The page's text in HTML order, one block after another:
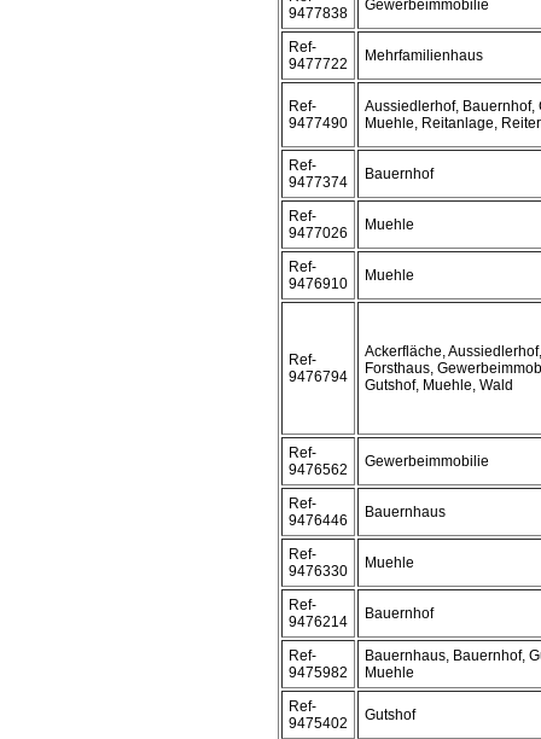
9477838
Gewerbeimmobilie
Ref-
9477722
Mehrfamilienhaus
Ref-
9477490
Aussiedlerhof, Bauernhof,
Muehle, Reitanlage,
Ref-
9477374
Bauernhof
Ref-
9477026
Muehle
Ref-
9476910
Muehle
Ref-
9476794
Ackerfläche, Aussiedlerhof,
Forsthaus,
Gutshof, Muehle, Wald
Ref-
9476562
Gewerbeimmobilie
Ref-
9476446
Bauernhaus
Ref-
9476330
Muehle
Ref-
9476214
Bauernhof
Ref-
9475982
Bauernhaus, Bauernhof,
Muehle
Ref-
9475402
Gutshof